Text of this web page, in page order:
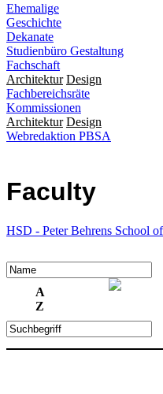
Ehemalige
Geschichte
Dekanate
Studienbüro Gestaltung
Fachschaft
Architektur Design
Fachbereichsräte
Kommissionen
Architektur Design
Webredaktion PBSA
Faculty
HSD - Peter Behrens School
A
Z